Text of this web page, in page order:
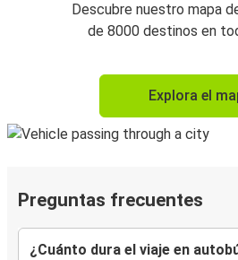
Descubre nuestro mapa
de 8000 destinos en
Explora el
Preguntas frecuentes
¿Cuánto dura el viaje en